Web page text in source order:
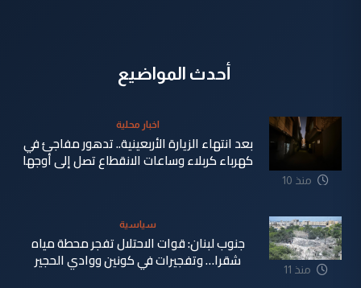
أحدث المواضيع
منذ 10
اخبار محلية
بعد انتهاء الزيارة الأربعينية.. تدهور مفاجئ في
كهرباء كربلاء وساعات الانقطاع تصل إلى أوجها
منذ 11
سياسية
جنوب لبنان: قوات الاحتلال تفجر محطة مياه
شقرا… وتفجيرات في كونين ووادي الحجير